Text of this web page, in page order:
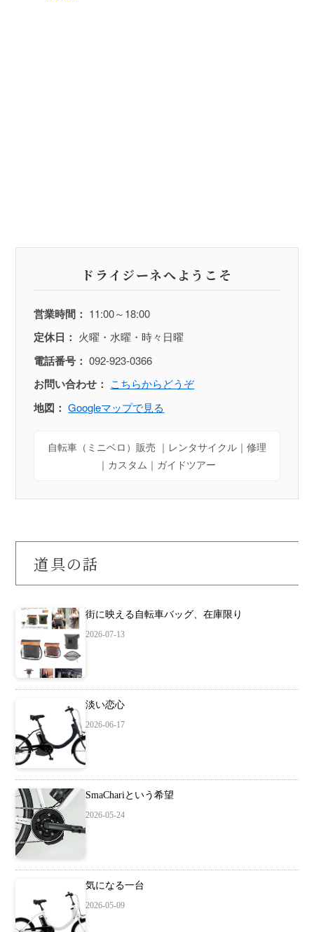
ドライジーネへようこそ
営業時間： 11:00～18:00
定休日： 火曜・水曜・時々日曜
電話番号： 092-923-0366
お問い合わせ： こちらからどうぞ
地図： Googleマップで見る
自転車（ミニベロ）販売 ｜レンタサイクル｜修理
｜カスタム｜ガイドツアー
道具の話
街に映える自転車バッグ、在庫限り
2026-07-13
淡い恋心
2026-06-17
SmaChariという希望
2026-05-24
気になる一台
2026-05-09